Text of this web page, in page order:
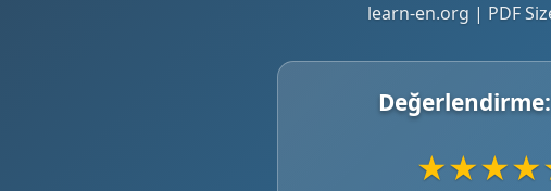
learn-en.org | PDF
Değerlendirme:
★★★★